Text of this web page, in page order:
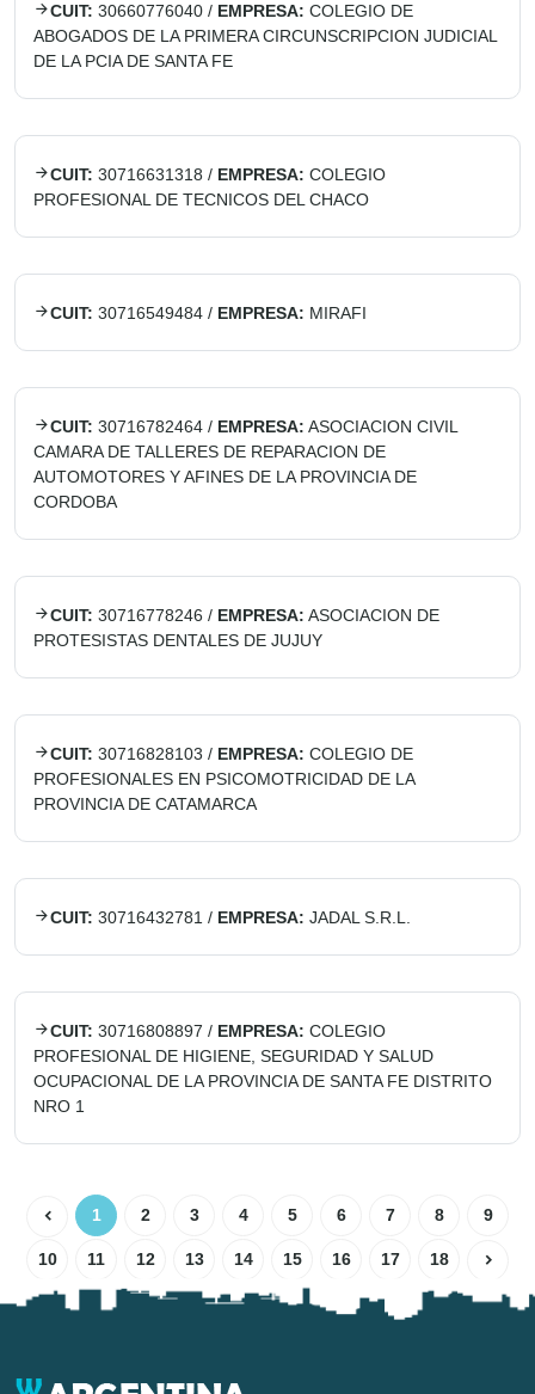
CUIT: 30660776040 / EMPRESA: COLEGIO DE
ABOGADOS DE LA PRIMERA CIRCUNSCRIPCION JUDICIAL
DE LA PCIA DE SANTA FE
CUIT: 30716631318 / EMPRESA: COLEGIO
PROFESIONAL DE TECNICOS DEL CHACO
CUIT: 30716549484 / EMPRESA: MIRAFI
CUIT: 30716782464 / EMPRESA: ASOCIACION CIVIL
CAMARA DE TALLERES DE REPARACION DE
AUTOMOTORES Y AFINES DE LA PROVINCIA DE
CORDOBA
CUIT: 30716778246 / EMPRESA: ASOCIACION DE
PROTESISTAS DENTALES DE JUJUY
CUIT: 30716828103 / EMPRESA: COLEGIO DE
PROFESIONALES EN PSICOMOTRICIDAD DE LA
PROVINCIA DE CATAMARCA
CUIT: 30716432781 / EMPRESA: JADAL S.R.L.
CUIT: 30716808897 / EMPRESA: COLEGIO
PROFESIONAL DE HIGIENE, SEGURIDAD Y SALUD
OCUPACIONAL DE LA PROVINCIA DE SANTA FE DISTRITO
NRO 1
1 2 3 4 5 6 7 8 9
10 11 12 13 14 15 16 17 18